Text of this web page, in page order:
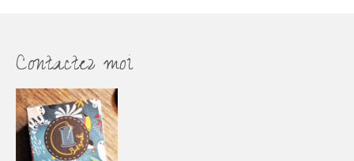
Contactez moi